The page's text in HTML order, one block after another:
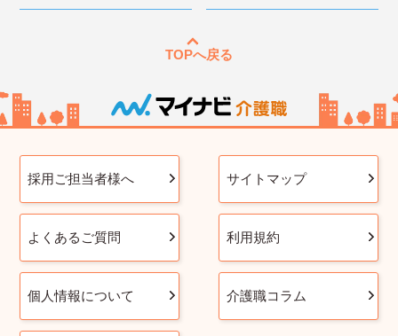
TOPへ戻る
採用ご担当者様へ サイトマップ
よくあるご質問 利用規約
個人情報について 介護職コラム